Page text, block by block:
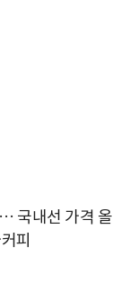
국내선 가격 올
피